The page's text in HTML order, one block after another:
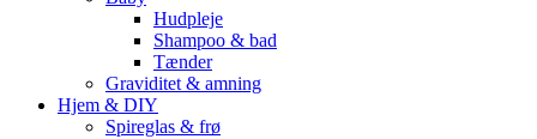
Hudpleje
Shampoo & bad
Tænder
Graviditet & amning
Hjem & DIY
Spireglas & frø